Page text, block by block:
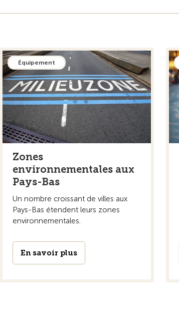
Équipement
Zones
environnementales aux
Pays-Bas
Un nombre croissant de villes aux
Pays-Bas étendent leurs zones
environnementales.
En savoir plus